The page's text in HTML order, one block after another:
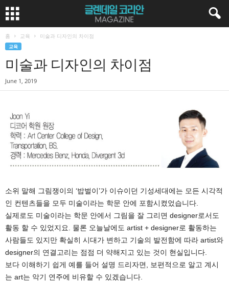
홈 교육 미술과 디자인의 차이점
교육
미술과 디자인의 차이점
June 1, 2019
소위 말해 그림쟁이의 ‘밥벌이’가 이슈이던 기성세대에는 모든 시각적
인 컨텐츠들을 모두 미술이라는 학문 안에 포함시켰었습니다.
실제로도 미술이라는 학문 안에서 그림을 잘 그리면 designer로서도
활동 할 수 있었지요. 물론 오늘날에도 artist + designer로 활동하는
사람들도 있지만 확실히 시대가 변하고 기술의 발전함에 따라 artist와
designer의 연결고리는 점점 더 약해지고 있는 것이 현실입니다.
보다 이해하기 쉽게 예를 들어 설명 드리자면, 보편적으로 알고 계시
는 art는 악기 연주에 비유할 수 있겠습니다.